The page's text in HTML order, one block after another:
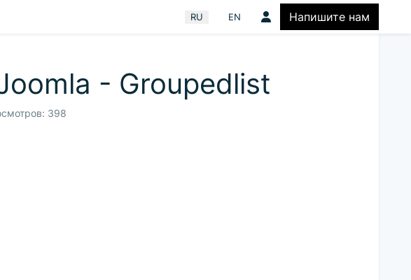
Выберите язык
RU EN Напишите нам
- Groupedlist
398